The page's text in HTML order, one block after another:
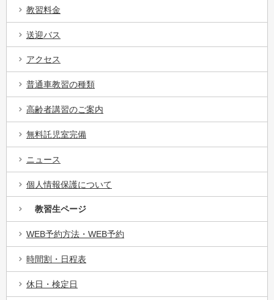
教習料金
送迎バス
アクセス
普通車教習の種類
高齢者講習のご案内
無料託児室完備
ニュース
個人情報保護について
教習生ページ
WEB予約方法・WEB予約
時間割・日程表
休日・検定日